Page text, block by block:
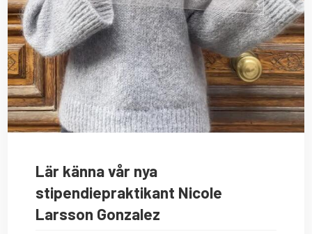
Lär känna vår nya
stipendiepraktikant Nicole
Larsson Gonzalez